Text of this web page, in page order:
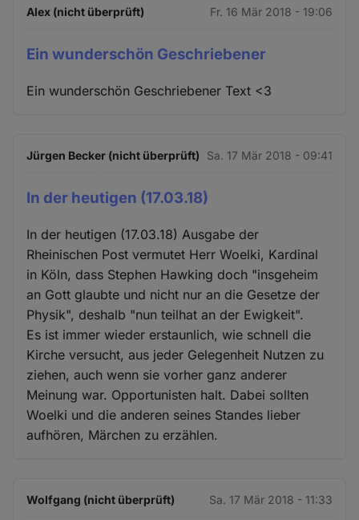
Alex (nicht überprüft) Fr. 16 Mär 2018 - 19:06
Ein wunderschön Geschriebener
Ein wunderschön Geschriebener Text <3
Jürgen Becker (nicht überprüft) Sa. 17 Mär 2018 - 09:41
In der heutigen (17.03.18)
In der heutigen (17.03.18) Ausgabe der
Rheinischen Post vermutet Herr Woelki, Kardinal
in Köln, dass Stephen Hawking doch "insgeheim
an Gott glaubte und nicht nur an die Gesetze der
Physik", deshalb "nun teilhat an der Ewigkeit".
Es ist immer wieder erstaunlich, wie schnell die
Kirche versucht, aus jeder Gelegenheit Nutzen zu
ziehen, auch wenn sie vorher ganz anderer
Meinung war. Opportunisten halt. Dabei sollten
Woelki und die anderen seines Standes lieber
aufhören, Märchen zu erzählen.
Wolfgang (nicht überprüft) Sa. 17 Mär 2018 - 11:33